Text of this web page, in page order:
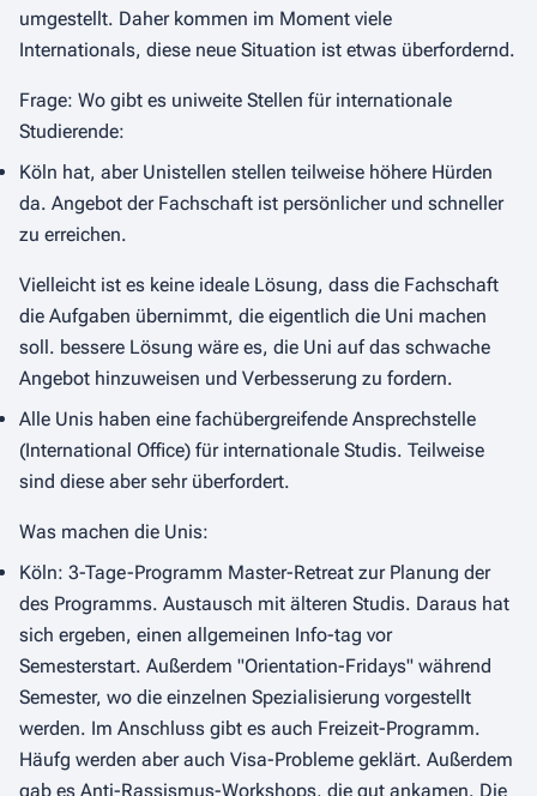
umgestellt. Daher kommen im Moment viele
Internationals, diese neue Situation ist etwas überfordernd.
Frage: Wo gibt es uniweite Stellen für internationale
Studierende:
Köln hat, aber Unistellen stellen teilweise höhere Hürden
da. Angebot der Fachschaft ist persönlicher und schneller
zu erreichen.
Vielleicht ist es keine ideale Lösung, dass die Fachschaft
die Aufgaben übernimmt, die eigentlich die Uni machen
soll. bessere Lösung wäre es, die Uni auf das schwache
Angebot hinzuweisen und Verbesserung zu fordern.
Alle Unis haben eine fachübergreifende Ansprechstelle
(International Office) für internationale Studis. Teilweise
sind diese aber sehr überfordert.
Was machen die Unis:
Köln: 3-Tage-Programm Master-Retreat zur Planung der
des Programms. Austausch mit älteren Studis. Daraus hat
sich ergeben, einen allgemeinen Info-tag vor
Semesterstart. Außerdem "Orientation-Fridays" während
Semester, wo die einzelnen Spezialisierung vorgestellt
werden. Im Anschluss gibt es auch Freizeit-Programm.
Häufg werden aber auch Visa-Probleme geklärt. Außerdem
gab es Anti-Rassismus-Workshops, die gut ankamen. Die